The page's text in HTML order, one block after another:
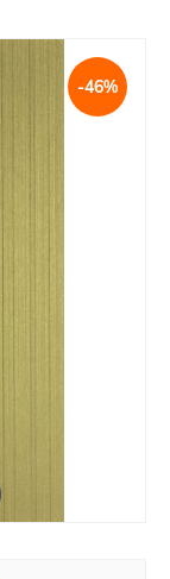
-46%